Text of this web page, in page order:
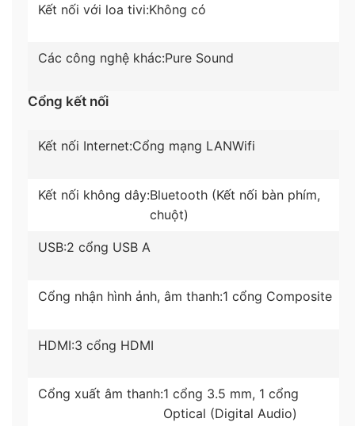
dàng với trợ lý ảo Google Assistant và remote
với tính năng Chromecast
Kết nối với loa tivi:Không có
Các công nghệ khác:Pure Sound
Cổng kết nối
Kết nối Internet:Cổng mạng LANWifi
Kết nối không dây:Bluetooth (Kết nối bàn phím,
chuột)
USB:2 cổng USB A
Cổng nhận hình ảnh, âm thanh:1 cổng Composite
HDMI:3 cổng HDMI
Cổng xuất âm thanh:1 cổng 3.5 mm, 1 cổng
Optical (Digital Audio)